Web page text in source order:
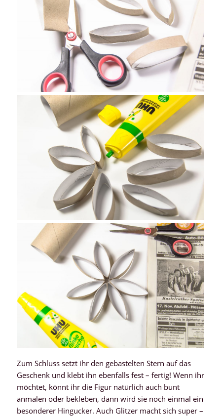
Zum Schluss setzt ihr den gebastelten Stern auf das
Geschenk und klebt ihn ebenfalls fest – fertig! Wenn ihr
möchtet, könnt ihr die Figur natürlich auch bunt
anmalen oder bekleben, dann wird sie noch einmal ein
besonderer Hingucker. Auch Glitzer macht sich super –